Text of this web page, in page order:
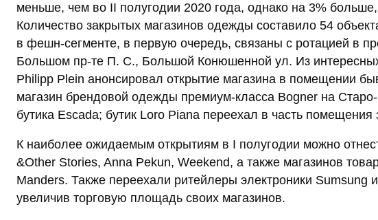
меньше, чем во II полугодии 2020 года, однако на 3%
Количество закрытых магазинов одежды составило 54
в фешн-сегменте, в первую очередь, связаны с ротацией в
Большом пр-те П. С., Большой Конюшенной ул. Из
Philipp Plein анонсировал открытие магазина в помещении
магазин брендовой одежды премиум-класса Bogner на
бутика Escada; бутик Loro Piana переехал в часть помещения
К наиболее ожидаемым открытиям в I полугодии можно
&Other Stories, Anna Pekun, Weekend, а также магазинов
Manders. Также переехали ритейлеры электроники
увеличив торговую площадь своих магазинов.